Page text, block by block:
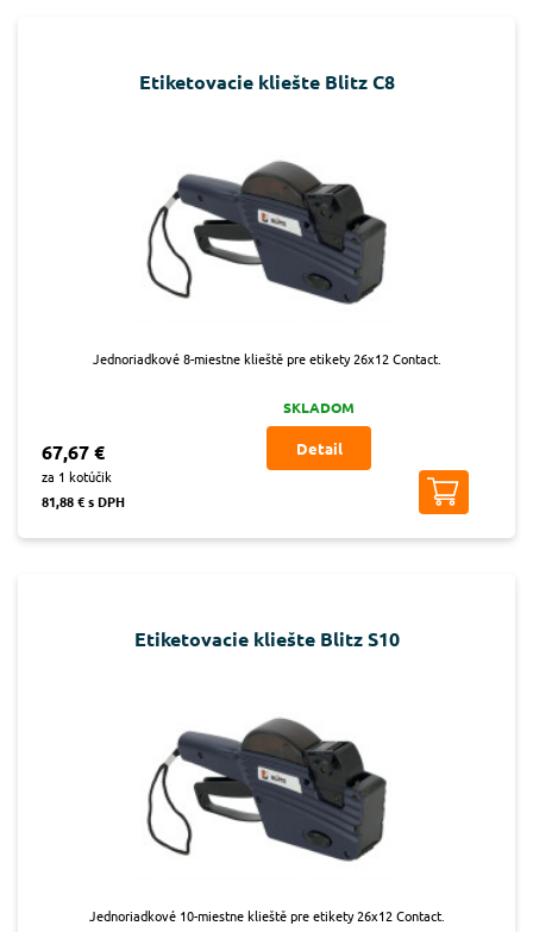
Etiketovacie kliešte Blitz C8
Jednoriadkové 8-miestne klieště pre etikety 26x12 Contact.
67,67 €
za 1 kotúčik
81,88 € s DPH
SKLADOM
Detail
Etiketovacie kliešte Blitz S10
Jednoriadkové 10-miestne klieště pre etikety 26x12 Contact.